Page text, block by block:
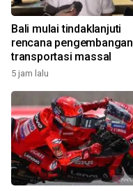
Bali mulai tindaklanjuti
rencana pengembangan
transportasi massal
5 jam lalu